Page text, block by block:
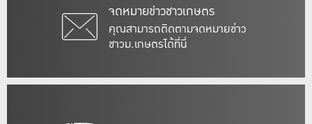
จดหมายข่าวชาวเกษตร
คุณสามารถติดตามจดหมายข่าว
ชาวม.เกษตรได้ที่นี่